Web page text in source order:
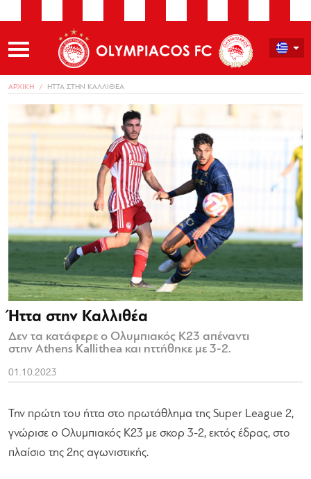
ΑΡΧΙΚΗ ΗΤΤΑ ΣΤΗΝ ΚΑΛΛΙΘΕΑ
Ήττα στην Καλλιθέα
Δεν τα κατάφερε ο Ολυμπιακός Κ23 απέναντι
στην Athens Kallithea και ηττήθηκε με 3-2.
01.10.2023
Την πρώτη του ήττα στο πρωτάθλημα της Super League 2,
γνώρισε ο Ολυμπιακός Κ23 με σκορ 3-2, εκτός έδρας, στο
πλαίσιο της 2ης αγωνιστικής.